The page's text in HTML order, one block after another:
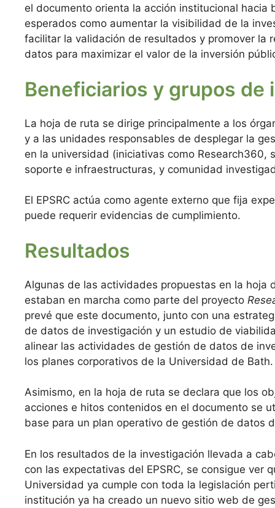
el documento orienta la acción institucional hacia
esperados como aumentar la visibilidad de la
facilitar la validación de resultados y promover la
datos para maximizar el valor de la inversión
Beneficiarios y grupos de
La hoja de ruta se dirige principalmente a los
y a las unidades responsables de desplegar la
en la universidad (iniciativas como Research360,
soporte e infraestructuras, y comunidad
El EPSRC actúa como agente externo que fija
puede requerir evidencias de cumplimiento.
Resultados
Algunas de las actividades propuestas en la hoja
estaban en marcha como parte del proyecto
prevé que este documento, junto con una
de datos de investigación y un estudio de
alinear las actividades de gestión de datos de
los planes corporativos de la Universidad de Bath.
Asimismo, en la hoja de ruta se declara que los
acciones e hitos contenidos en el documento se
base para un plan operativo de gestión de datos
En los resultados de la investigación llevada a
con las expectativas del EPSRC, se consigue ver
Universidad ya cumple con toda la legislación
institución ya ha creado un nuevo sitio web de